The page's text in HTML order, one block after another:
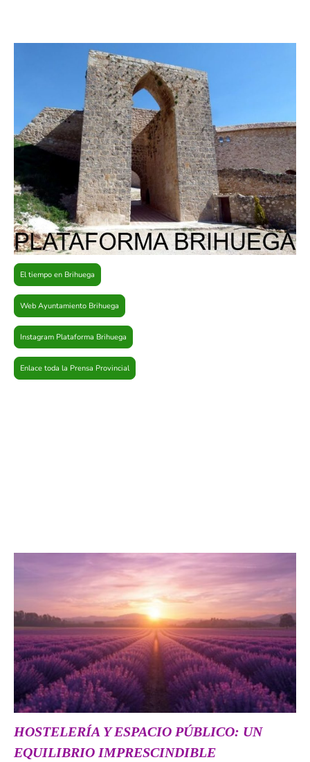
El tiempo en Brihuega
Web Ayuntamiento Brihuega
Instagram Plataforma Brihuega
Enlace toda la Prensa Provincial
HOSTELERÍA Y ESPACIO PÚBLICO: UN
EQUILIBRIO IMPRESCINDIBLE